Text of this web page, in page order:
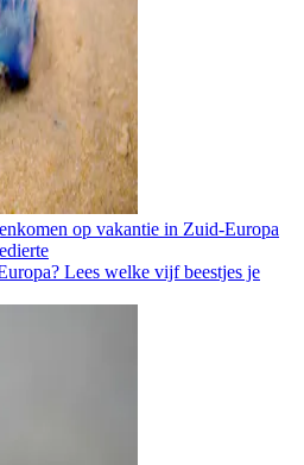
op vakantie in Zuid-Europa
Lees welke vijf beestjes je